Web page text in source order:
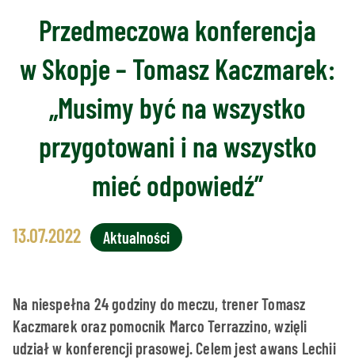
Przedmeczowa konferencja
w Skopje – Tomasz Kaczmarek:
„Musimy być na wszystko
przygotowani i na wszystko
mieć odpowiedź”
13.07.2022 Aktualności
Na niespełna 24 godziny do meczu, trener Tomasz
Kaczmarek oraz pomocnik Marco Terrazzino, wzięli
udział w konferencji prasowej. Celem jest awans Lechii